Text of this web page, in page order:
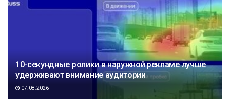
10-секундные ролики в наружной рекламе лучше
удерживают внимание аудитории
07.08.2026